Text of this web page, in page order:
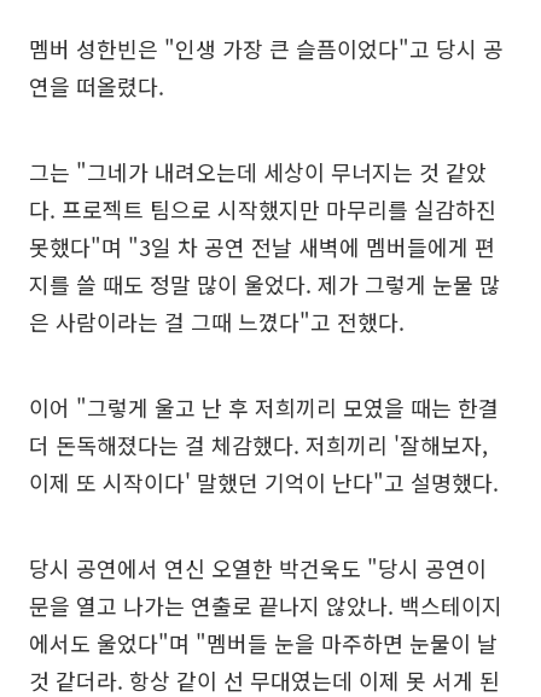
멤버 성한빈은 "인생 가장 큰 슬픔이었다"고 당시 공
연을 떠올렸다.
그는 "그네가 내려오는데 세상이 무너지는 것 같았
다. 프로젝트 팀으로 시작했지만 마무리를 실감하진
못했다"며 "3일 차 공연 전날 새벽에 멤버들에게 편
지를 쓸 때도 정말 많이 울었다. 제가 그렇게 눈물 많
은 사람이라는 걸 그때 느꼈다"고 전했다.
이어 "그렇게 울고 난 후 저희끼리 모였을 때는 한결
더 돈독해졌다는 걸 체감했다. 저희끼리 '잘해보자,
이제 또 시작이다' 말했던 기억이 난다"고 설명했다.
당시 공연에서 연신 오열한 박건욱도 "당시 공연이
문을 열고 나가는 연출로 끝나지 않았나. 백스테이지
에서도 울었다"며 "멤버들 눈을 마주하면 눈물이 날
것 같더라. 항상 같이 선 무대였는데 이제 못 서게 된